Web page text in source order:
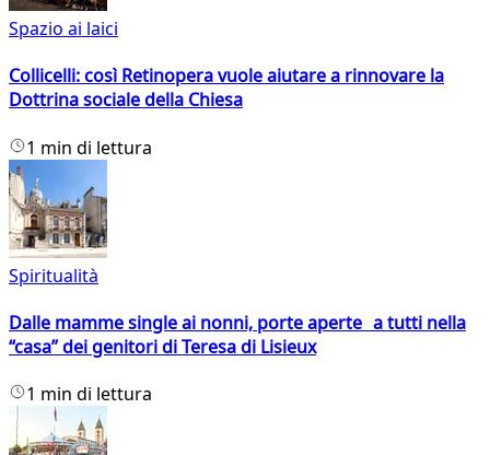
Spazio ai laici
Collicelli: così Retinopera vuole aiutare a rinnovare la
Dottrina sociale della Chiesa
1 min di lettura
Spiritualità
Dalle mamme single ai nonni, porte aperte a tutti nella
“casa” dei genitori di Teresa di Lisieux
1 min di lettura